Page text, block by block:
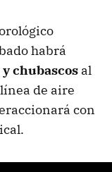
habrá
chubascos al
de aire
con